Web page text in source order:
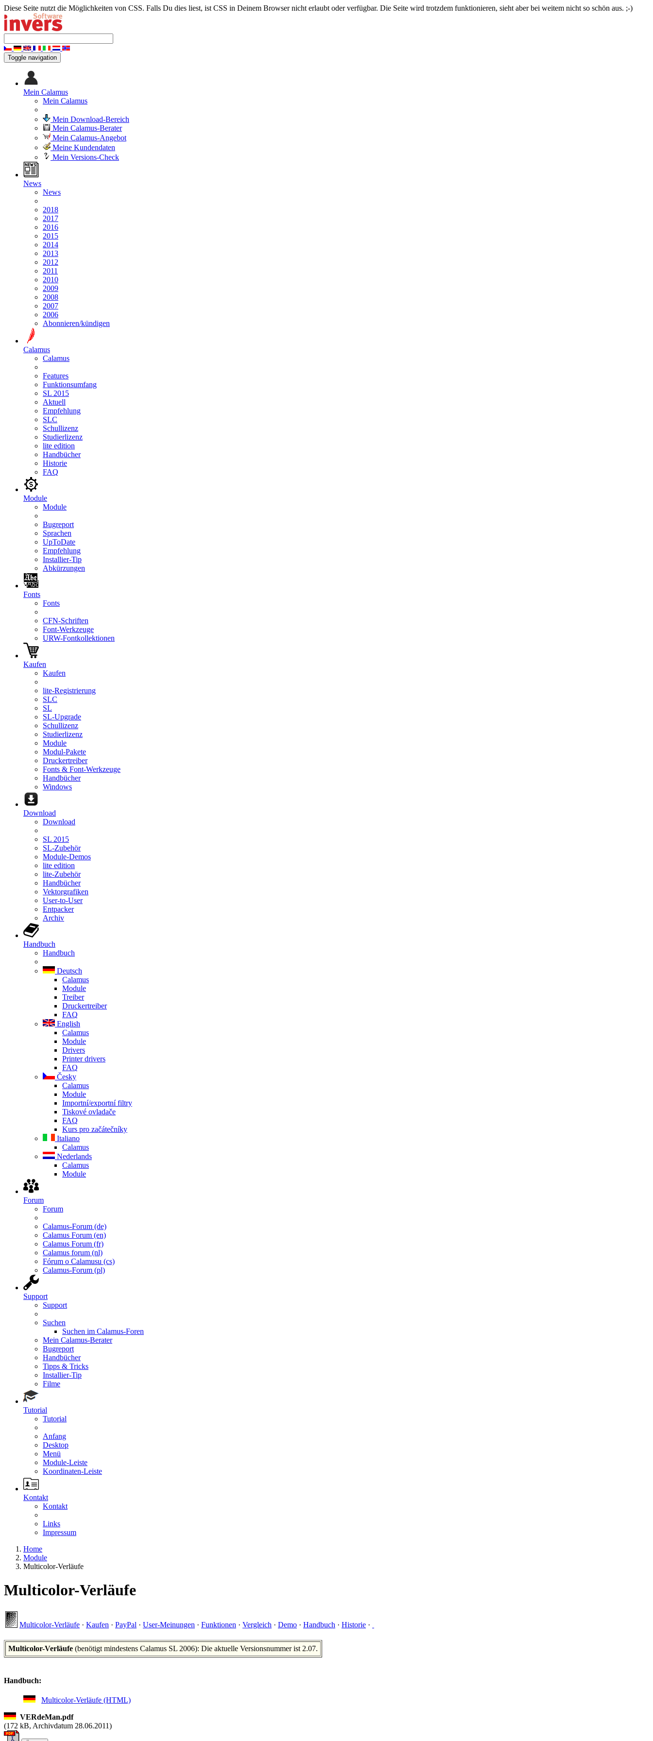
Diese Seite nutzt die Möglichkeiten von CSS. Falls Du dies liest, ist CSS in Deinem Browser nicht erlaubt oder verfügbar. Die Seite wird trotzdem funktionieren, sieht aber bei weitem nicht so schön aus. ;-)
Toggle navigation
Mein Calamus
Mein Calamus
Mein Download-Bereich
Mein Calamus-Berater
Mein Calamus-Angebot
Meine Kundendaten
Mein Versions-Check
News
News
2018
2017
2016
2015
2014
2013
2012
2011
2010
2009
2008
2007
2006
Abonnieren/kündigen
Calamus
Calamus
Features
Funktionsumfang
SL 2015
Aktuell
Empfehlung
SLC
Schullizenz
Studierlizenz
lite edition
Handbücher
Historie
FAQ
Module
Module
Bugreport
Sprachen
UpToDate
Empfehlung
Installier-Tip
Abkürzungen
Fonts
Fonts
CFN-Schriften
Font-Werkzeuge
URW-Fontkollektionen
Kaufen
Kaufen
lite-Registrierung
SLC
SL
SL-Upgrade
Schullizenz
Studierlizenz
Module
Modul-Pakete
Druckertreiber
Fonts & Font-Werkzeuge
Handbücher
Windows
Download
Download
SL 2015
SL-Zubehör
Module-Demos
lite edition
lite-Zubehör
Handbücher
Vektorgrafiken
User-to-User
Entpacker
Archiv
Handbuch
Handbuch
Deutsch
Calamus
Module
Treiber
Druckertreiber
FAQ
English
Calamus
Module
Drivers
Printer drivers
FAQ
Česky
Calamus
Module
Importní/exportní filtry
Tiskové ovladače
FAQ
Kurs pro začátečníky
Italiano
Calamus
Nederlands
Calamus
Module
Forum
Forum
Calamus-Forum (de)
Calamus Forum (en)
Calamus Forum (fr)
Calamus forum (nl)
Fórum o Calamusu (cs)
Calamus-Forum (pl)
Support
Support
Suchen
Suchen im Calamus-Foren
Mein Calamus-Berater
Bugreport
Handbücher
Tipps & Tricks
Installier-Tip
Filme
Tutorial
Tutorial
Anfang
Desktop
Menü
Module-Leiste
Koordinaten-Leiste
Kontakt
Kontakt
Links
Impressum
Home
Module
Multicolor-Verläufe
Multicolor-Verläufe
Multicolor-Verläufe · Kaufen · PayPal · User-Meinungen · Funktionen · Vergleich · Demo · Handbuch · Historie ·
Multicolor-Verläufe (benötigt mindestens Calamus SL 2006): Die aktuelle Versionsnummer ist 2.07.
Handbuch:
Multicolor-Verläufe (HTML)
VERdeMan.pdf
(172 kB, Archivdatum 28.06.2011)